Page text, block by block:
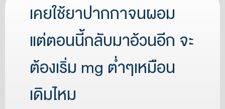
เคยใช้ยาปากกาจนผอม
แต่ตอนนี้กลับมาอ้วนอีก จะ
ต้องเริ่ม mg ต่ำๆเหมือน
เดิมไหม